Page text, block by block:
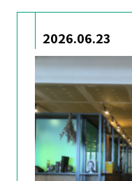
2026.06.23